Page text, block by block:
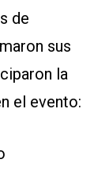
de
sus
la
el evento: